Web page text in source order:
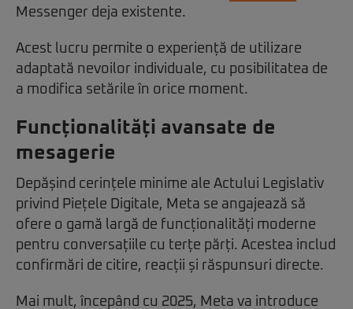
Messenger deja existente.
Acest lucru permite o experiență de utilizare
adaptată nevoilor individuale, cu posibilitatea de
a modifica setările în orice moment.
Funcționalități avansate de
mesagerie
Depășind cerințele minime ale Actului Legislativ
privind Piețele Digitale, Meta se angajează să
ofere o gamă largă de funcționalități moderne
pentru conversațiile cu terțe părți. Acestea includ
confirmări de citire, reacții și răspunsuri directe.
Mai mult, începând cu 2025, Meta va introduce